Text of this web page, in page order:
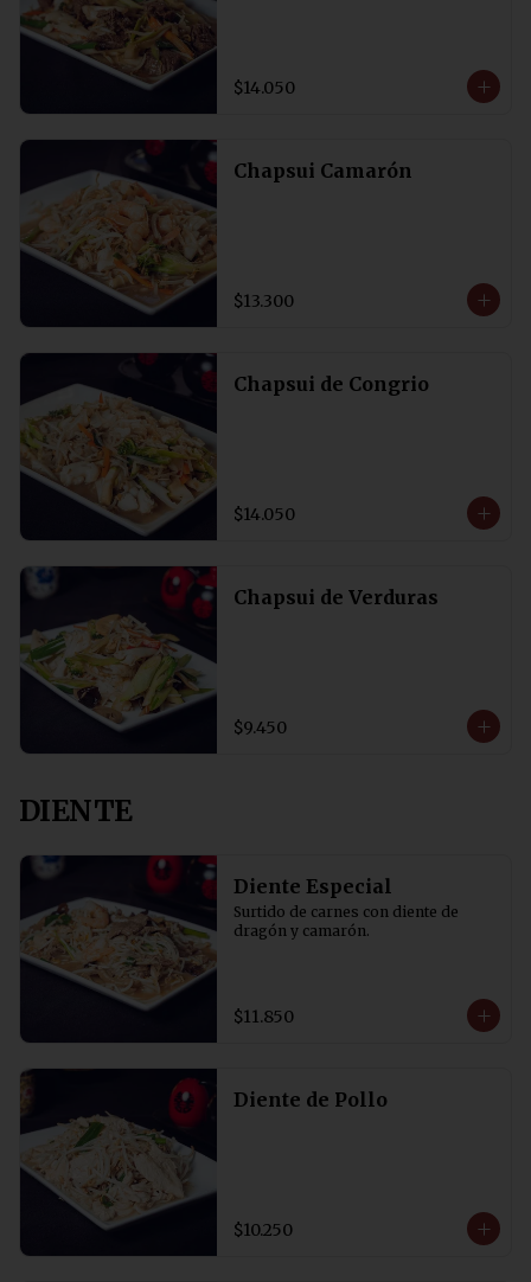
$14.050
Chapsui Camarón
$13.300
Chapsui de Congrio
$14.050
Chapsui de Verduras
$9.450
DIENTE
Diente Especial
Surtido de carnes con diente de
dragón y camarón.
$11.850
Diente de Pollo
$10.250